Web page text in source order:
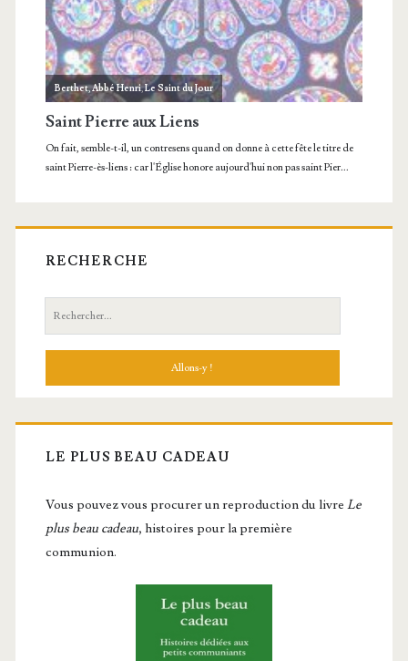
RECHERCHE
Recherche:
LE PLUS BEAU CADEAU
Vous pou­vez vous pro­cu­rer un repro­duc­tion du livre Le
plus beau cadeau, histoires pour la première
communion.